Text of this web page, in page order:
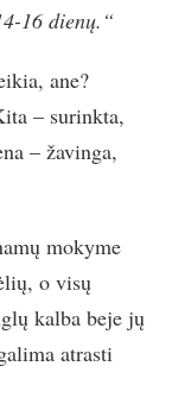
16 dienų.“
ane?
– surinkta,
– žavinga,
mokyme
o visų
kalba beje jų
atrasti